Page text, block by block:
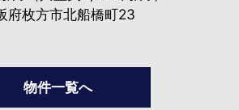
府枚方市北船橋町23
物件一覧へ